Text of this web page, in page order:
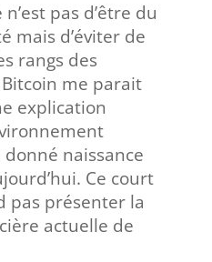
pas d’être du
mais d’éviter de
rangs des
me parait
explication
naissance
Ce court
pas présenter la
actuelle de